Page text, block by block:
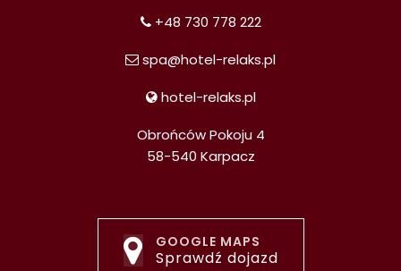
+48 730 778 222
spa@hotel-relaks.pl
hotel-relaks.pl
Obrońców Pokoju 4
58-540 Karpacz
GOOGLE MAPS
Sprawdź dojazd